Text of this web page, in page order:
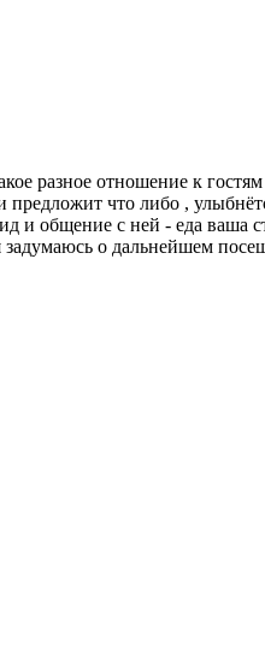
отношение к гостям
предложит что либо ,
и общение с ней - еда ваша
о дальнейшем